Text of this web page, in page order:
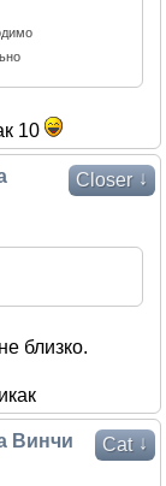
10
Closer ↓
близко.
Cat ↓
Винчи